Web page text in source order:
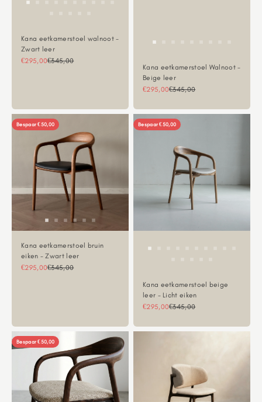
Kana eetkamerstoel walnoot -
Zwart leer
Aanbiedingsprijs
€295,00Normale prijs
€345,00
Kana eetkamerstoel Walnoot -
Beige leer
Aanbiedingsprijs
€295,00Normale prijs
€345,00
Bespaar €50,00
Kana eetkamerstoel bruin
eiken - Zwart leer
Aanbiedingsprijs
€295,00Normale prijs
€345,00
Bespaar €50,00
Kana eetkamerstoel beige
leer - Licht eiken
Aanbiedingsprijs
€295,00Normale prijs
€345,00
Bespaar €50,00